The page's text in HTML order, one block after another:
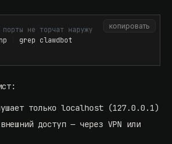
копировать
не торчат наружу
только localhost (127.0.0.1)
доступ — через VPN или